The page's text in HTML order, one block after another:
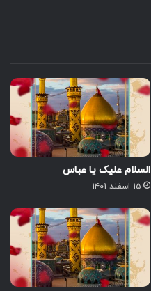
السلام علیک یا عباس
۱۵ اسفند ۱۴۰۱